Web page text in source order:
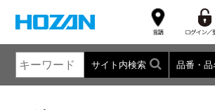
サイト内検索 品番・